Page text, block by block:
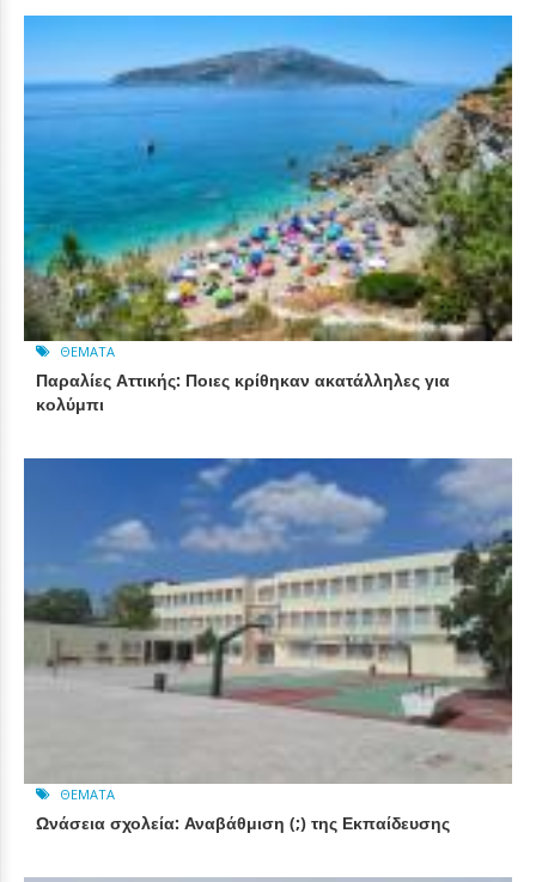
ΘΈΜΑΤΑ
Παραλίες Αττικής: Ποιες κρίθηκαν ακατάλληλες για
κολύμπι
ΘΈΜΑΤΑ
Ωνάσεια σχολεία: Αναβάθμιση (;) της Εκπαίδευσης